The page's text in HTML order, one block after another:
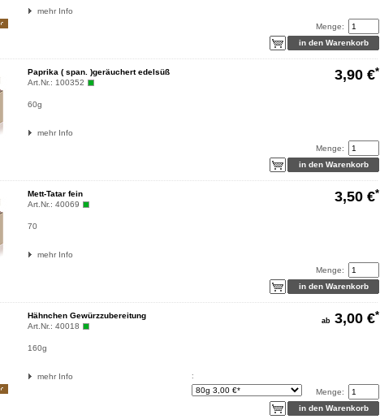
mehr Info
Menge:
Paprika ( span. )geräuchert edelsüß
Art.Nr.: 100352
60g
mehr Info
3,90 €*
Menge:
Mett-Tatar fein
Art.Nr.: 40069
70
mehr Info
3,50 €*
Menge:
Hähnchen Gewürzzubereitung
Art.Nr.: 40018
160g
mehr Info :
ab 3,00 €*
Menge: